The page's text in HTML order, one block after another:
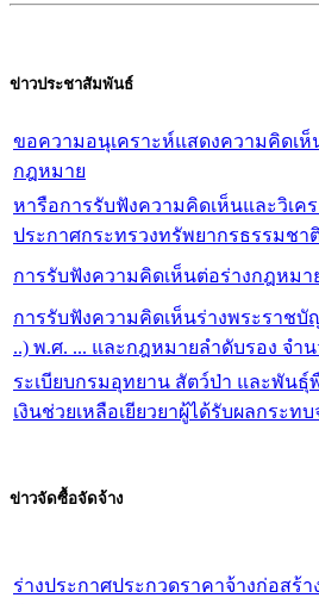
ข่าวประชาสัมพันธ์
ขอความอนุเคราะห์แสดงความคิดเ
กฎหมาย
หารือการรับฟังความคิดเห็นและวิเค
ประกาศกระทรวงทรัพยากรธรรมชา
เพิกถอนเขตห้ามล่าสัตว์ป่า ของกรม
เกณฑ์การจัดการทำร่างกฎหมายและ
สัมฤทธิ์ของกฎหมาย พ.ศ. 2562
การรับฟังความคิดเห็นต่อร่างกฎหมา
การรับฟังความคิดเห็นร่างพระราช
..) พ.ศ. ... และกฎหมายลำดับรอง จำ
ระเบียบกรมอุทยาน สัตว์ป่า และพันธุ์
เงินช่วยเหลือเยียวยาผู้ได้รับผลกระท
ข่าวจัดซื้อจัดจ้าง
ร่างประกาศประกวดราคาจ้างก่อสร้า